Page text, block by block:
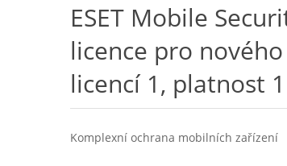
ESET Mobile
licence pro
licencí 1, platnost
Komplexní ochrana mobilních zařízení